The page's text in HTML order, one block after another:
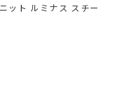
ット ルミナス スチー